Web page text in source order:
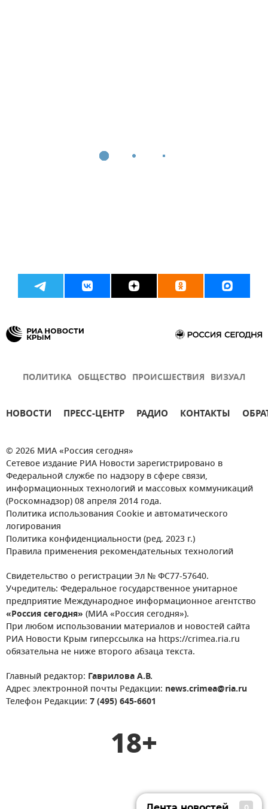
ПОЛИТИКА ОБЩЕСТВО ПРОИСШЕСТВИЯ ВИЗУАЛ
НОВОСТИ ПРЕСС-ЦЕНТР РАДИО КОНТАКТЫ
© 2026 МИА «Россия сегодня»
Сетевое издание РИА Новости зарегистрировано в
Федеральной службе по надзору в сфере связи,
информационных технологий и массовых коммуникаций
(Роскомнадзор) 08 апреля 2014 года.
Политика использования Cookie и автоматического
логирования
Политика конфиденциальности (ред. 2023 г.)
Правила применения рекомендательных технологий
Свидетельство о регистрации Эл № ФС77-57640.
Учредитель: Федеральное государственное унитарное
предприятие Международное информационное агентство
«Россия сегодня» (МИА «Россия сегодня»).
При любом использовании материалов и новостей сайта
РИА Новости Крым гиперссылка на https://crimea.ria.ru
обязательна не ниже второго абзаца текста.
Главный редактор: Гаврилова А.В.
Адрес электронной почты Редакции: news.crimea@ria.ru
Телефон Редакции: 7 (495) 645-6601
18+